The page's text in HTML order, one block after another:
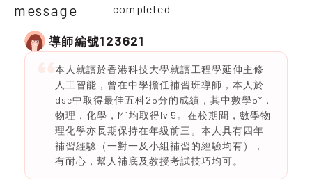
message
completed
導師編號123621
本人就讀於香港科技大學就讀工程學延伸主修
人工智能，曾在中學擔任補習班導師，本人於
dse中取得最佳五科25分的成績，其中數學5*，
物理，化學，M1均取得Iv.5。在校期間，數學物
理化學亦長期保持在年級前三。本人具有四年
補習經驗（一對一及小組補習的經驗均有），
有耐心，幫人補底及教授考試技巧均可。